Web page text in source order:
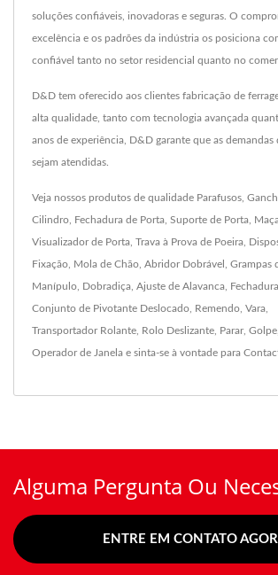
soluções confiáveis, inovadoras e seguras. O
excelência e os padrões da indústria os posiciona
confiável tanto no setor residencial quanto no
D&D tem oferecido aos clientes fabricação de
alta qualidade, tanto com tecnologia avançada
anos de experiência, D&D garante que as demandas
sejam atendidas.
Veja nossos produtos de qualidade Parafusos
Cilindro Fechadura de Porta Suporte de Porta
Visualizador de Porta Trava à Prova de Poeira
Fixação Mola de Chão Abridor Dobrável Grampas
Manípulo Dobradiça Ajuste de Alavanca Fechadura
Conjunto de Pivotante Deslocado Remendo Vara
Transportador Rolante Rolo Deslizante Parar, Golpe
Operador de Janela e sinta-se à vontade para
Alguma Pergunta Ou
ENTRE EM CONTATO